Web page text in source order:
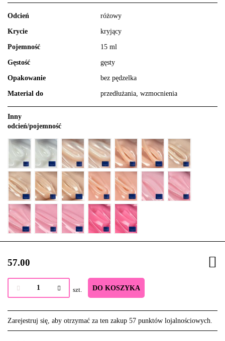
Odcień różowy
Krycie kryjący
Pojemność 15 ml
Gęstość gęsty
Opakowanie bez pędzelka
Material do przedłużania, wzmocnienia
Inny
odcień/pojemność
57.00
szt. DO KOSZYKA
Zarejestruj się, aby otrzymać za ten zakup 57 punktów lojalnościowych.